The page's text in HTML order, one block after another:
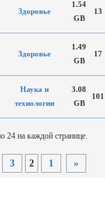
Здоровье
1.54
GB
13
Здоровье
1.49
GB
17
Наука и
технологии
3.08
GB
101
24 на каждой странице.
3 2 1 »